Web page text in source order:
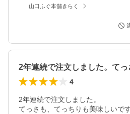
山口ふぐ本舗きらく
4
2年連続で注文しました。
てっさも、てっちりも美味しいです